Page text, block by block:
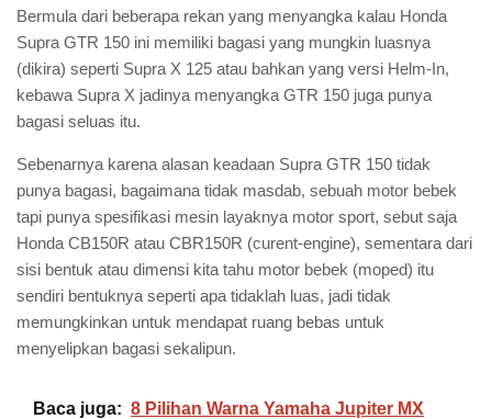
Bermula dari beberapa rekan yang menyangka kalau Honda
Supra GTR 150 ini memiliki bagasi yang mungkin luasnya
(dikira) seperti Supra X 125 atau bahkan yang versi Helm-In,
kebawa Supra X jadinya menyangka GTR 150 juga punya
bagasi seluas itu.
Sebenarnya karena alasan keadaan Supra GTR 150 tidak
punya bagasi, bagaimana tidak masdab, sebuah motor bebek
tapi punya spesifikasi mesin layaknya motor sport, sebut saja
Honda CB150R atau CBR150R (curent-engine), sementara dari
sisi bentuk atau dimensi kita tahu motor bebek (moped) itu
sendiri bentuknya seperti apa tidaklah luas, jadi tidak
memungkinkan untuk mendapat ruang bebas untuk
menyelipkan bagasi sekalipun.
Baca juga: 8 Pilihan Warna Yamaha Jupiter MX